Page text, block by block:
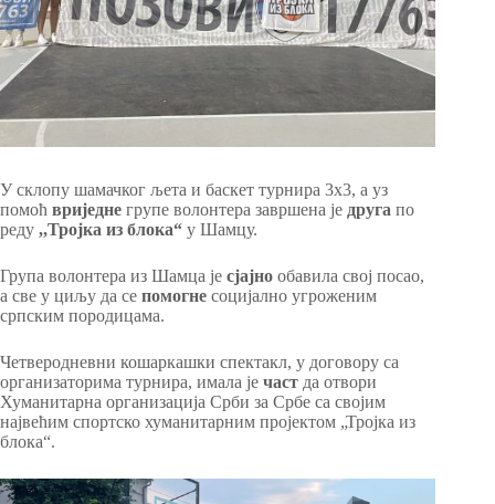
У склопу шамачког љета и баскет турнира 3х3, а уз
помоћ вриједне групе волонтера завршена је друга по
реду ,,Тројка из блока“ у Шамцу.
Група волонтера из Шамца је сјајно обавила свој посао,
а све у циљу да се помогне социјално угроженим
српским породицама.
Четверодневни кошаркашки спектакл, у договору са
организаторима турнира, имала је част да отвори
Хуманитарна организација Срби за Србе са својим
највећим спортско хуманитарним пројектом „Тројка из
блока“.